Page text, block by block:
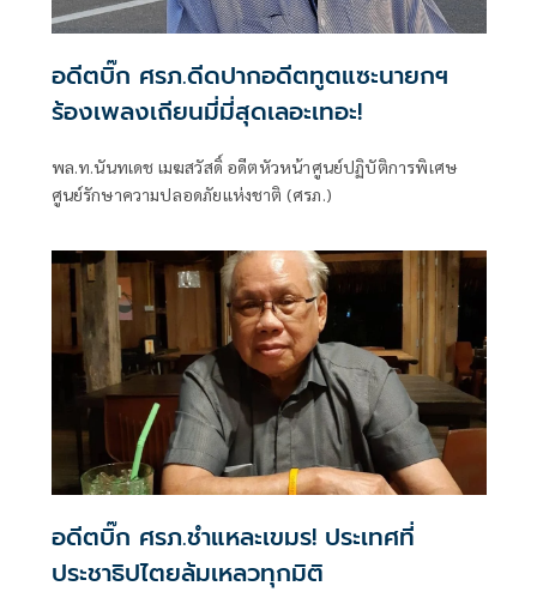
อดีตบิ๊ก ศรภ.ดีดปากอดีตทูตแซะนายกฯ
ร้องเพลงเถียนมี่มี่สุดเลอะเทอะ!
พล.ท.นันทเดช เมฆสวัสดิ์ อดีตหัวหน้าศูนย์ปฏิบัติการพิเศษ
ศูนย์รักษาความปลอดภัยแห่งชาติ (ศรภ.)
อดีตบิ๊ก ศรภ.ชำแหละเขมร! ประเทศที่
ประชาธิปไตยล้มเหลวทุกมิติ